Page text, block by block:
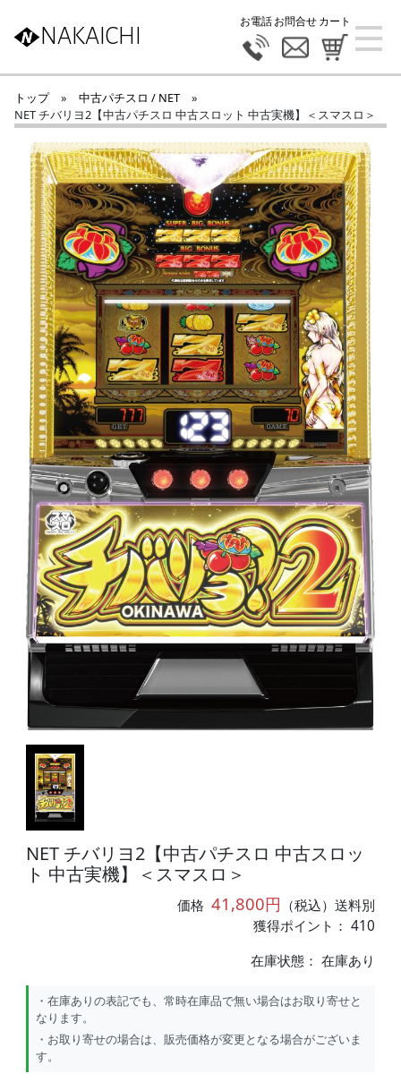
NAKAICHI
お電話お問合せカート
トップ » 中古パチスロ / NET
»
NET チバリヨ2【中古パチスロ 中古スロット 中古実機】＜スマスロ＞
NET チバリヨ2【中古パチスロ 中古スロッ
ト 中古実機】＜スマスロ＞
価格41,800円 （税込）送料別
獲得ポイント： 410
在庫状態：在庫あり
・在庫ありの表記でも、常時在庫品で無い場合はお取り寄せと
なります。
・お取り寄せの場合は、販売価格が変更となる場合がございま
す。